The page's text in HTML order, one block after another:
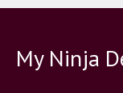
My Ninja